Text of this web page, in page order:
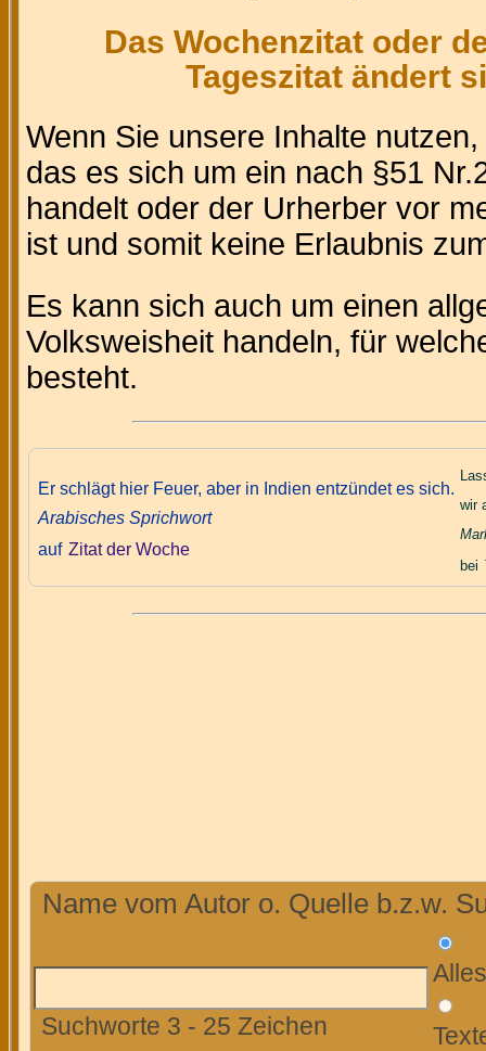
Das Wochenzitat oder
Tageszitat ändert
Wenn Sie unsere Inhalte
das es sich um ein nach §51
handelt oder der Urherber vor
ist und somit keine Erlaubnis
Es kann sich auch um einen
Volksweisheit handeln, für
besteht.
Er schlägt hier Feuer, aber in Indien entzündet es sich.
Arabisches Sprichwort
auf Zitat der Woche
wir
bei
Name vom Autor o. Quelle b.z.w.
Suchworte 3 - 25 Zeichen
Alles